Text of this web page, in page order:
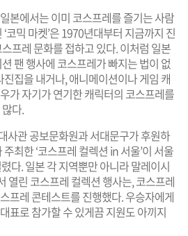
본에서는 이미 코스프레를 즐기는 사람
코믹 마켓’은 1970년대부터 지금까지 진
프레 문화를 접하고 있다. 이처럼 일본
팬 행사에 코스프레가 빠지는 법이 없
집을 내거나, 애니메이션이나 게임 캐
가 자기가 연기한 캐릭터의 코스프레를
다.
사관 공보문화원과 서대문구가 후원하
최한 ‘코스프레 컬렉션 in 서울’이 서울
다. 일본 각 지역뿐만 아니라 말레이시
열린 코스프레 컬렉션 행사는, 코스프레
프레 콘테스트를 진행했다. 우승자에게
표로 참가할 수 있게끔 지원도 아끼지